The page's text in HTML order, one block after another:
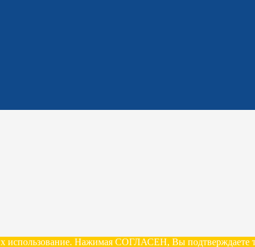
их использование. Нажимая СОГЛАСЕН, Вы